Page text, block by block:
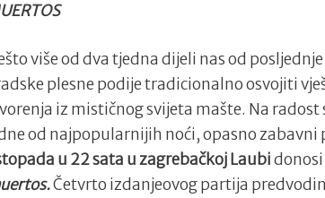
više od dva tjedna dijeli nas od
plesne podije tradicionalno osvojiti
iz mističnog svijeta mašte. Na
od najpopularnijih noći, opasno zabavni
u 22 sata u zagrebačkoj Laubidonosi
Četvrto izdanjeovog partija